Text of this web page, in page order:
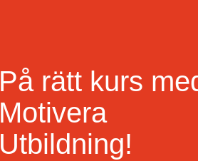
På rätt kurs
Motivera
Utbildning!